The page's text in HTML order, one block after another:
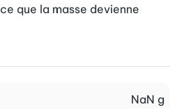
que la masse devienne
NaN g